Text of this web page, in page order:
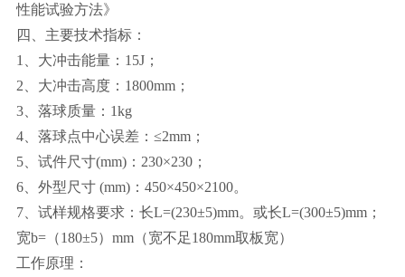
性能试验方法》
四、主要技术指标：
1、大冲击能量：15J；
2、大冲击高度：1800mm；
3、落球质量：1kg
4、落球点中心误差：≤2mm；
5、试件尺寸(mm)：230×230；
6、外型尺寸 (mm)：450×450×2100。
7、试样规格要求：长L=(230±5)mm。或长L=(300±5)mm；
宽b=（180±5）mm（宽不足180mm取板宽）
工作原理：